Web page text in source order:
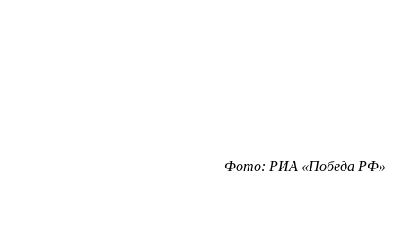
Фото: РИА «Победа РФ»